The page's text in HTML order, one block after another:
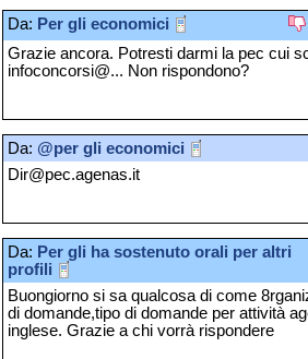
Da: Per gli economici
Grazie ancora. Potresti darmi la pec cui
infoconcorsi@... Non rispondono?
Da: @per gli economici
Dir@pec.agenas.it
Da: Per gli ha sostenuto orali per altri
profili
Buongiorno si sa qualcosa di come
di domande,tipo di domande per attività
inglese. Grazie a chi vorrà rispondere